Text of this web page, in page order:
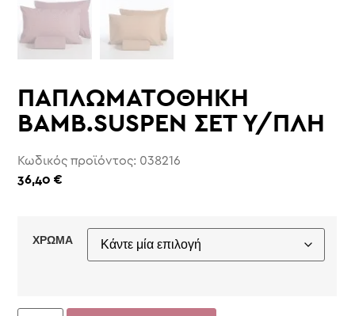
ΠΑΠΛΩΜΑΤΟΘΗΚΗ
ΒΑΜΒ.SUSPEN ΣΕΤ Υ/ΠΛΗ
Κωδικός προϊόντος: 038216
36,40€
ΧΡΩΜΑ